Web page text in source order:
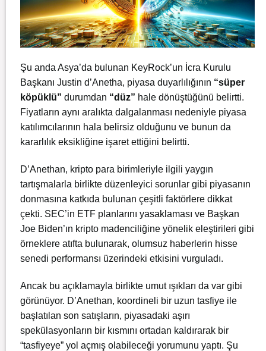
Şu anda Asya’da bulunan KeyRock’un İcra Kurulu
Başkanı Justin d’Anetha, piyasa duyarlılığının “süper
köpüklü” durumdan “düz” hale dönüştüğünü belirtti.
Fiyatların aynı aralıkta dalgalanması nedeniyle piyasa
katılımcılarının hala belirsiz olduğunu ve bunun da
kararlılık eksikliğine işaret ettiğini belirtti.
D’Anethan, kripto para birimleriyle ilgili yaygın
tartışmalarla birlikte düzenleyici sorunlar gibi piyasanın
donmasına katkıda bulunan çeşitli faktörlere dikkat
çekti. SEC’in ETF planlarını yasaklaması ve Başkan
Joe Biden’ın kripto madenciliğine yönelik eleştirileri gibi
örneklere atıfta bulunarak, olumsuz haberlerin hisse
senedi performansı üzerindeki etkisini vurguladı.
Ancak bu açıklamayla birlikte umut ışıkları da var gibi
görünüyor. D’Anethan, koordineli bir uzun tasfiye ile
başlatılan son satışların, piyasadaki aşırı
spekülasyonların bir kısmını ortadan kaldırarak bir
“tasfiyeye” yol açmış olabileceği yorumunu yaptı. Şu